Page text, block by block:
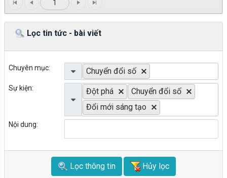
1
Lọc tin tức - bài viết
Chuyên mục: Chuyển đổi số
Sự kiện: Đột phá
Chuyển đổi số
Đổi mới sáng tạo
Nội dung:
Lọc thông tin Hủy lọc